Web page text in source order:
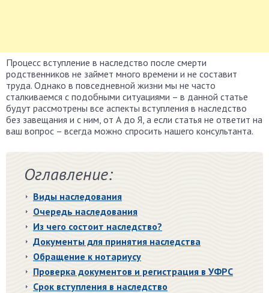
Процесс вступление в наследство после смерти
родственников не займет много времени и не составит
труда. Однако в повседневной жизни мы не часто
сталкиваемся с подобными ситуациями – в данной статье
будут рассмотрены все аспекты вступления в наследство
без завещания и с ним, от А до Я, а если статья не ответит на
ваш вопрос – всегда можно спросить нашего консультанта.
Оглавление:
Виды наследования
Очередь наследования
Из чего состоит наследство?
Документы для принятия наследства
Обращение к нотариусу
Проверка документов и регистрация в УФРС
Срок вступления в наследство